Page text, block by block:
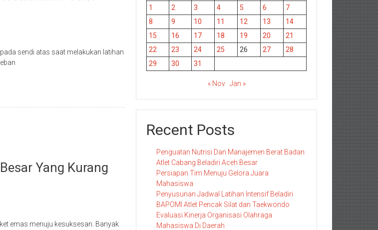
sendi atas saat melakukan latihan
Yang Kurang
emas menuju kesuksesan. Banyak
1
2 3 4 5 6
7
8
9 10 11 12 13
14
15
16 17 18 19 20
21
22
23 24 25 26 27
28
29
30 31
« Nov Jan »
Recent Posts
Penguatan Nutrisi Dan Manajemen Berat Badan
Atlet Cabang Beladiri Aceh Besar
Persiapan Tim Menuju Gelora Juara
Mahasiswa
Penyusunan Jadwal Latihan Intensif Beladiri
BAPOMI Atlet Pencak Silat dan Taekwondo
Evaluasi Kinerja Organisasi Olahraga
Mahasiswa Di Daerah